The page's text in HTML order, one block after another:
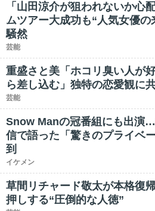
「山田涼介が狙われないか
ムツアー大成功も“人気女優
騒然
芸能
重盛さと美「ホコリ臭い人が
ら差し込む」独特の恋愛観に
芸能
Snow Manの冠番組にも出演
信で語った「驚きのプライベ
到
イケメン
草間リチャード敬太が本格復
押しする“圧倒的な人徳”